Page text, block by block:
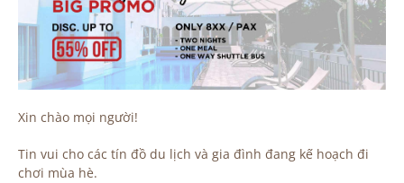
Xin chào mọi người!
Tin vui cho các tín đồ du lịch và gia đình đang kế hoạch đi
chơi mùa hè.